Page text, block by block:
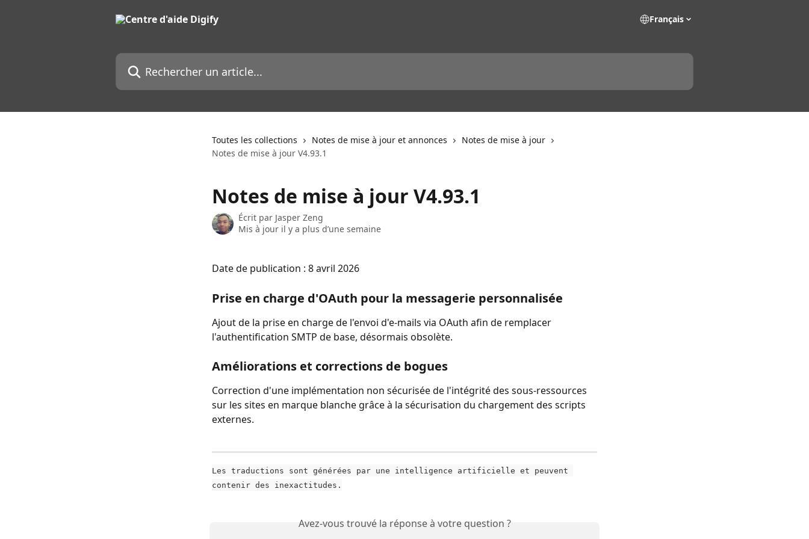
Français
Rechercher un article...
Toutes les collections Notes de mise à jour et annonces
Notes de mise à jour
Notes de mise à jour V4.93.1
Notes de mise à jour V4.93.1
Écrit par Jasper Zeng
Mis à jour il y a plus d’une semaine
Date de publication : 8 avril 2026
Prise en charge d'OAuth pour la messagerie personnalisée
Ajout de la prise en charge de l'envoi d'e-mails via OAuth afin de remplacer
l'authentification SMTP de base, désormais obsolète.
Améliorations et corrections de bogues
Correction d'une implémentation non sécurisée de l'intégrité des sous-ressources
sur les sites en marque blanche grâce à la sécurisation du chargement des scripts
externes.
Les traductions sont générées par une intelligence artificielle et peuvent
contenir des inexactitudes.
Avez-vous trouvé la réponse à votre question ?